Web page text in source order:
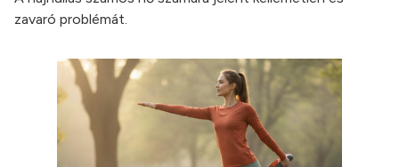
zavaró problémát.